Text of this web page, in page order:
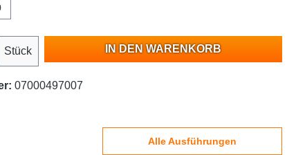
Stück IN DEN WARENKORB
07000497007
Alle Ausführungen